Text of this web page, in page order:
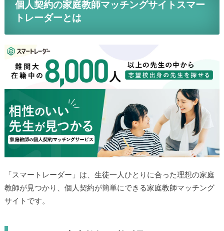
個人契約の家庭教師マッチングサイトスマー
トレーダーとは
「スマートレーダー」は、生徒一人ひとりに合った理想の家庭
教師が見つかり、個人契約が簡単にできる家庭教師マッチング
サイトです。